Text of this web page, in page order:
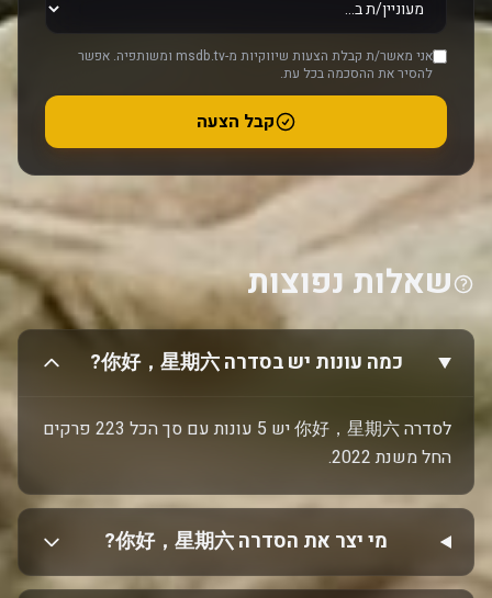
אני מאשר/ת קבלת הצעות שיווקיות מ-msdb.tv ומשותפיה. אפשר
להסיר את ההסכמה בכל עת.
קבל הצעה
שאלות נפוצות
כמה עונות יש בסדרה 你好，星期六?
לסדרה 你好，星期六 יש 5 עונות עם סך הכל 223 פרקים
החל משנת 2022.
מי יצר את הסדרה 你好，星期六?